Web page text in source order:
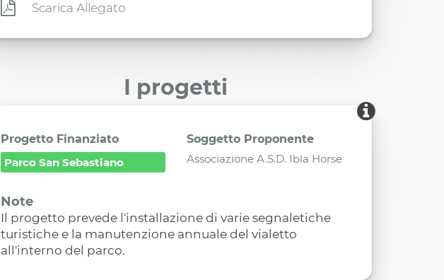
Scarica Allegato
I progetti
Progetto Finanziato
Soggetto Proponente
Parco San Sebastiano
Associazione A.S.D. Ibla Horse
Note
Il progetto prevede l'installazione di varie segnaletiche
turistiche e la manutenzione annuale del vialetto
all'interno del parco.